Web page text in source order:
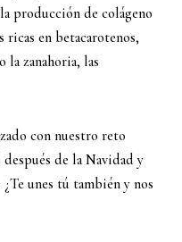
producción de colágeno
en betacarotenos,
la zanahoria, las
con nuestro reto
de la Navidad y
unes tú también y nos